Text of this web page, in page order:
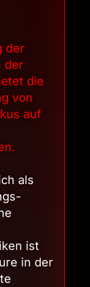
der
der
die
von
auf
als
ist
in der